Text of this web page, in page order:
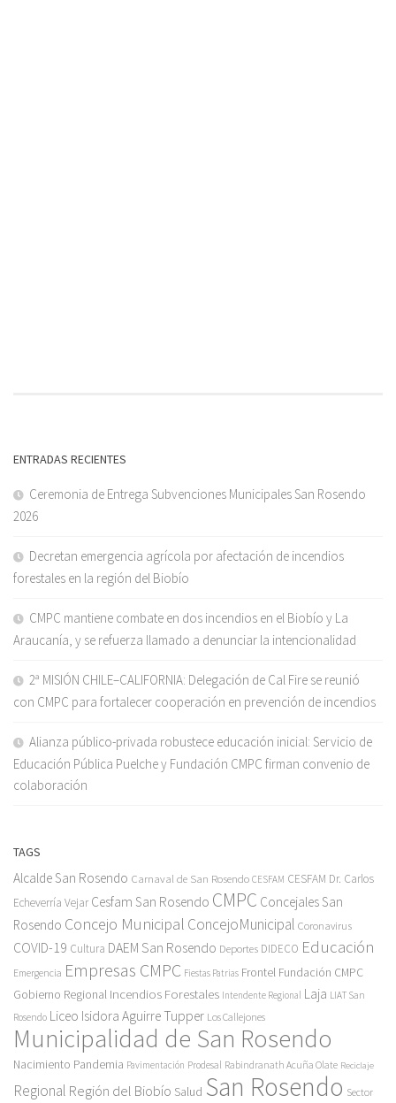
ENTRADAS RECIENTES
Ceremonia de Entrega Subvenciones Municipales San Rosendo
2026
Decretan emergencia agrícola por afectación de incendios
forestales en la región del Biobío
CMPC mantiene combate en dos incendios en el Biobío y La
Araucanía, y se refuerza llamado a denunciar la intencionalidad
2ª MISIÓN CHILE–CALIFORNIA: Delegación de Cal Fire se reunió
con CMPC para fortalecer cooperación en prevención de incendios
Alianza público-privada robustece educación inicial: Servicio de
Educación Pública Puelche y Fundación CMPC firman convenio de
colaboración
TAGS
Alcalde San Rosendo Carnaval de San Rosendo CESFAM CESFAM Dr. Carlos
Echeverría Vejar Cesfam San Rosendo CMPC Concejales San
Rosendo Concejo Municipal ConcejoMunicipal Coronavirus
COVID-19 Cultura DAEM San Rosendo Deportes DIDECO Educación
Emergencia Empresas CMPC Fiestas Patrias Frontel Fundación CMPC
Gobierno Regional Incendios Forestales Intendente Regional Laja LIAT San
Rosendo Liceo Isidora Aguirre Tupper Los Callejones
Municipalidad de San Rosendo
Nacimiento Pandemia Pavimentación Prodesal Rabindranath Acuña Olate Reciclaje
Regional Región del Biobío Salud San Rosendo Sector